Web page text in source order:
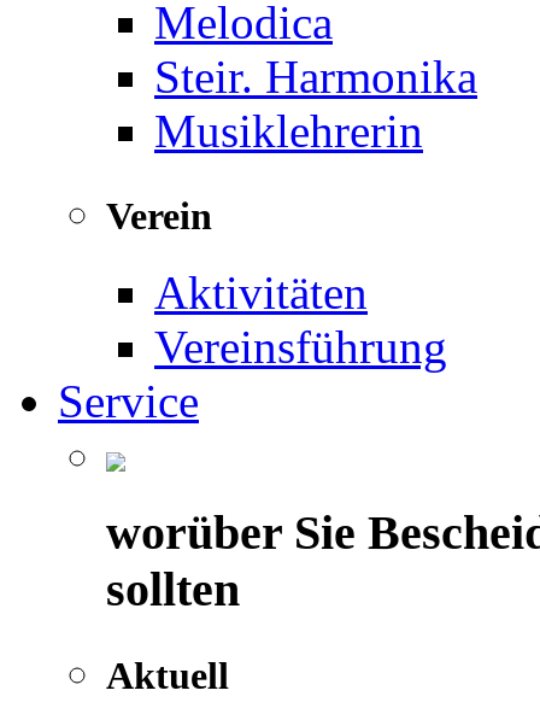
Melodica
Steir. Harmonika
Musiklehrerin
Verein
Aktivitäten
Vereinsführung
Service
worüber Sie
sollten
Aktuell